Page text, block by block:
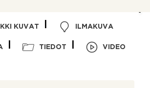
KUVAT ILMAKUVA
TIEDOT VIDEO